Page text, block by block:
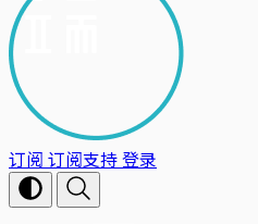
订阅 订阅支持登录